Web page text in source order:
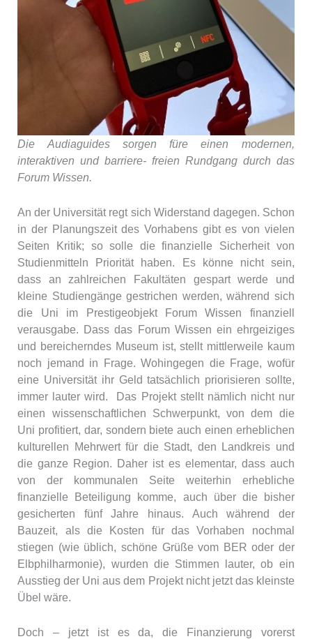
Die Audiaguides sorgen füre einen modernen,
interaktiven und barriere- freien Rundgang durch das
Forum Wissen.
An der Universität regt sich Widerstand dagegen. Schon
in der Planungszeit des Vorhabens gibt es von vielen
Seiten Kritik; so solle die finanzielle Sicherheit von
Studienmitteln Priorität haben. Es könne nicht sein,
dass an zahlreichen Fakultäten gespart werde und
kleine Studiengänge gestrichen werden, während sich
die Uni im Prestigeobjekt Forum Wissen finanziell
verausgabe. Dass das Forum Wissen ein ehrgeiziges
und bereicherndes Museum ist, stellt mittlerweile kaum
noch jemand in Frage. Wohingegen die Frage, wofür
eine Universität ihr Geld tatsächlich priorisieren sollte,
immer lauter wird. Das Projekt stellt nämlich nicht nur
einen wissenschaftlichen Schwerpunkt, von dem die
Uni profitiert, dar, sondern biete auch einen erheblichen
kulturellen Mehrwert für die Stadt, den Landkreis und
die ganze Region. Daher ist es elementar, dass auch
von der kommunalen Seite weiterhin erhebliche
finanzielle Beteiligung komme, auch über die bisher
gesicherten fünf Jahre hinaus. Auch während der
Bauzeit, als die Kosten für das Vorhaben nochmal
stiegen (wie üblich, schöne Grüße vom BER oder der
Elbphilharmonie), wurden die Stimmen lauter, ob ein
Ausstieg der Uni aus dem Projekt nicht jetzt das kleinste
Übel wäre.
Doch – jetzt ist es da, die Finanzierung vorerst